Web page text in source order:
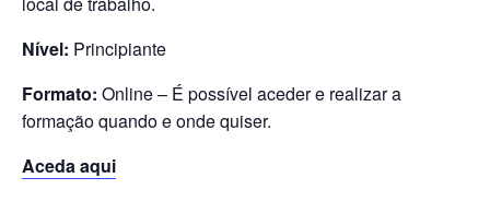
Nível: Principiante
Formato: Online – É possível aceder e realizar a
formação quando e onde quiser.
Aceda aqui